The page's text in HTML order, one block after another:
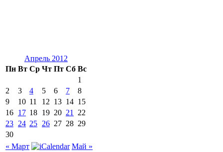
Апрель 2012
Пн Вт Ср Чт Пт Сб Вс
1
2
3 4 5 6 7
8
9
10 11 12 13 14 15
16 17 18 19 20 21
22
23 24 25 26 27 28 29
30
« Март
Май »